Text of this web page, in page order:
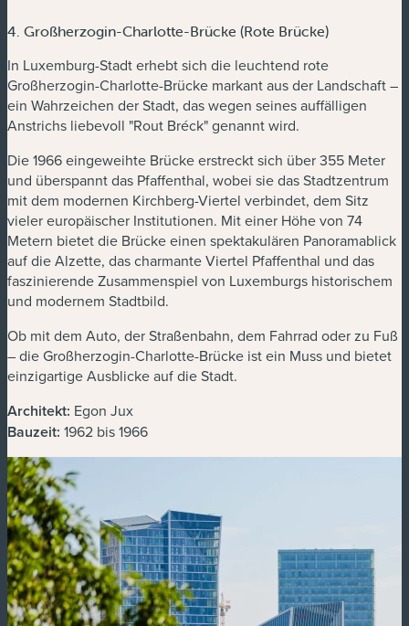
4. Großherzogin-Charlotte-Brücke (Rote Brücke)
In Luxemburg-Stadt erhebt sich die leuchtend rote
Großherzogin-Charlotte-Brücke markant aus der Landschaft –
ein Wahrzeichen der Stadt, das wegen seines auffälligen
Anstrichs liebevoll "Rout Bréck" genannt wird.
Die 1966 eingeweihte Brücke erstreckt sich über 355 Meter
und überspannt das Pfaffenthal, wobei sie das Stadtzentrum
mit dem modernen Kirchberg-Viertel verbindet, dem Sitz
vieler europäischer Institutionen. Mit einer Höhe von 74
Metern bietet die Brücke einen spektakulären Panoramablick
auf die Alzette, das charmante Viertel Pfaffenthal und das
faszinierende Zusammenspiel von Luxemburgs historischem
und modernem Stadtbild.
Ob mit dem Auto, der Straßenbahn, dem Fahrrad oder zu Fuß
– die Großherzogin-Charlotte-Brücke ist ein Muss und bietet
einzigartige Ausblicke auf die Stadt.
Architekt: Egon Jux
Bauzeit: 1962 bis 1966